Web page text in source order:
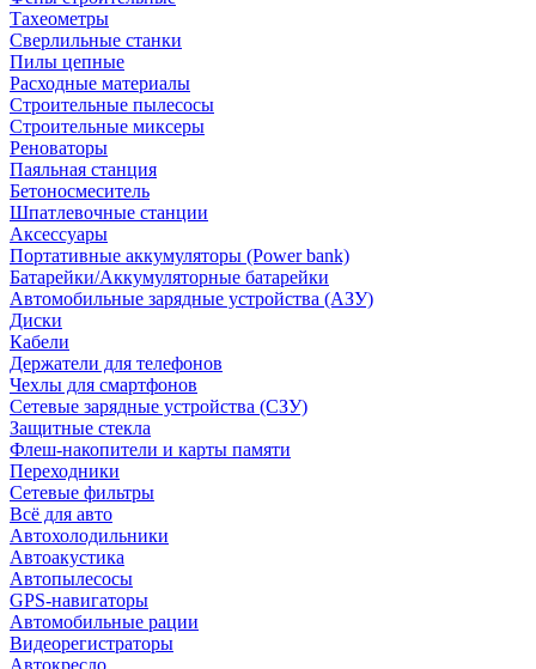
Тахеометры
Сверлильные станки
Пилы цепные
Расходные материалы
Строительные пылесосы
Строительные миксеры
Реноваторы
Паяльная станция
Бетоносмеситель
Шпатлевочные станции
Аксессуары
Портативные аккумуляторы (Power bank)
Батарейки/Аккумуляторные батарейки
Автомобильные зарядные устройства (АЗУ)
Диски
Кабели
Держатели для телефонов
Чехлы для смартфонов
Сетевые зарядные устройства (СЗУ)
Защитные стекла
Флеш-накопители и карты памяти
Переходники
Сетевые фильтры
Всё для авто
Автохолодильники
Автоакустика
Автопылесосы
GPS-навигаторы
Автомобильные рации
Видеорегистраторы
Автокресло